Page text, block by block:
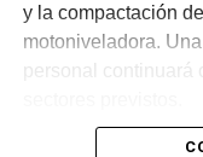
y la compactación
motoniveladora.
personal continuará